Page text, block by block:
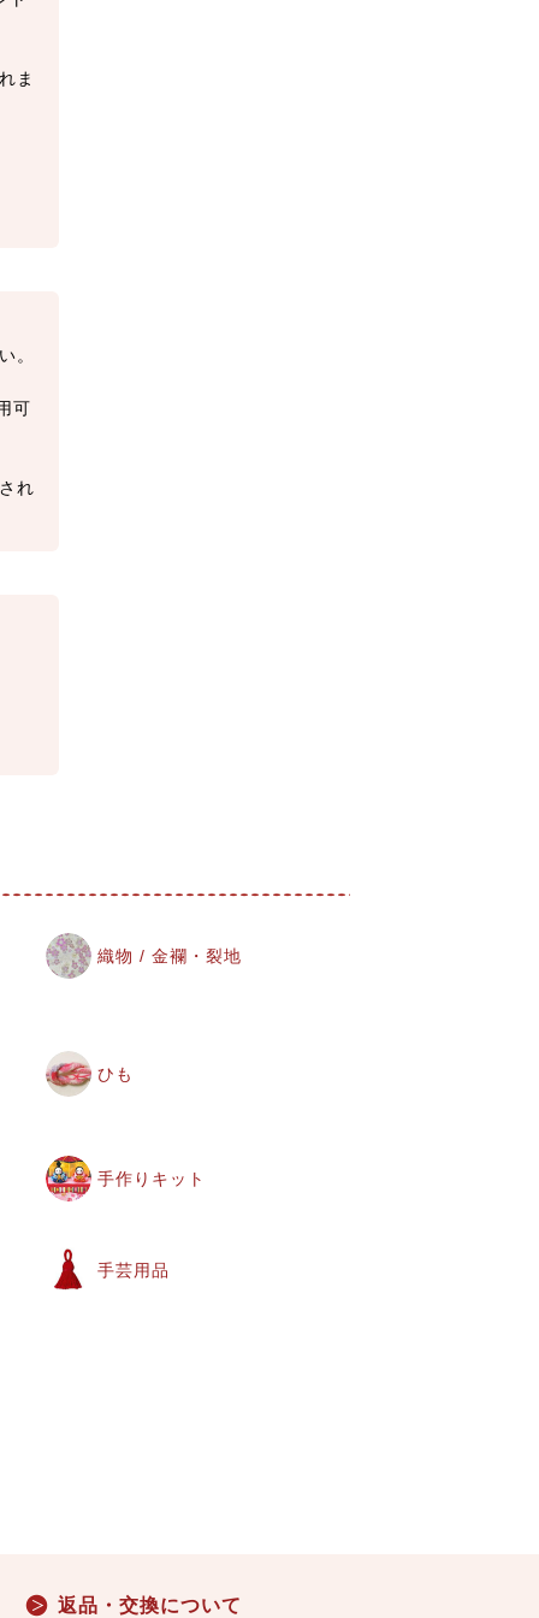
ま
。
可
れ
織物 / 金襴・裂地
ひも
手作りキット
手芸用品
返品・交換について